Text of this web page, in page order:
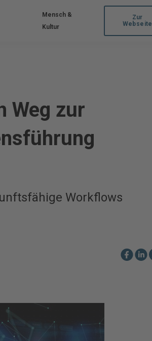
Mensch &
Kultur
Zur
Webseite
Weg zur
Workflows